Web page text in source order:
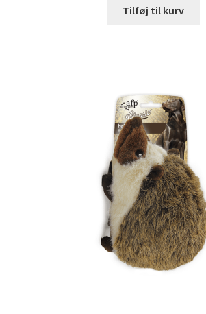
Tilføj til kurv